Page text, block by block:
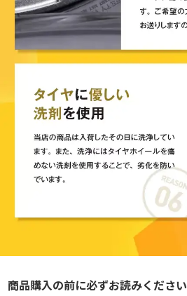
商品購入の前に必ずお読みください